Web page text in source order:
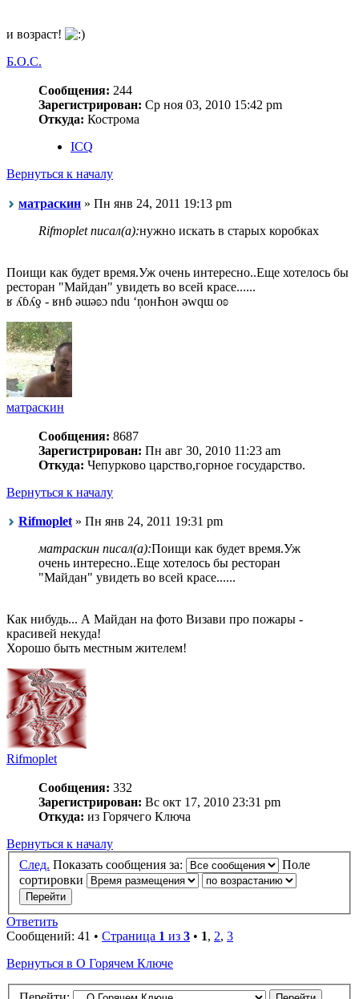
и возраст!
Б.О.С.
Сообщения: 244
Зарегистрирован: Ср ноя 03, 2010 15:42 pm
Откуда: Кострома
ICQ
Вернуться к началу
матраскин » Пн янв 24, 2011 19:13 pm
Rifmoplet писал(а):нужно искать в старых коробках
Поищи как будет время.Уж очень интересно..Еще хотелось бы
ресторан "Майдан" увидеть во всей красе......
ʁ ʎɓʎƍ - ʁнɓ ǝɯǝʚɔ ndu ‘ņонҺон ǝwqɯ оʚ
матраскин
Сообщения: 8687
Зарегистрирован: Пн авг 30, 2010 11:23 am
Откуда: Чепурково царство,горное государство.
Вернуться к началу
Rifmoplet » Пн янв 24, 2011 19:31 pm
матраскин писал(а):Поищи как будет время.Уж
очень интересно..Еще хотелось бы ресторан
"Майдан" увидеть во всей красе......
Как нибудь... А Майдан на фото Визави про пожары -
красивей некуда!
Хорошо быть местным жителем!
Rifmoplet
Сообщения: 332
Зарегистрирован: Вс окт 17, 2010 23:31 pm
Откуда: из Горячего Ключа
Вернуться к началу
След. Показать сообщения за:
Поле
сортировки
Ответить
Сообщений: 41 • Страница 1 из 3 • 1, 2, 3
Вернуться в О Горячем Ключе